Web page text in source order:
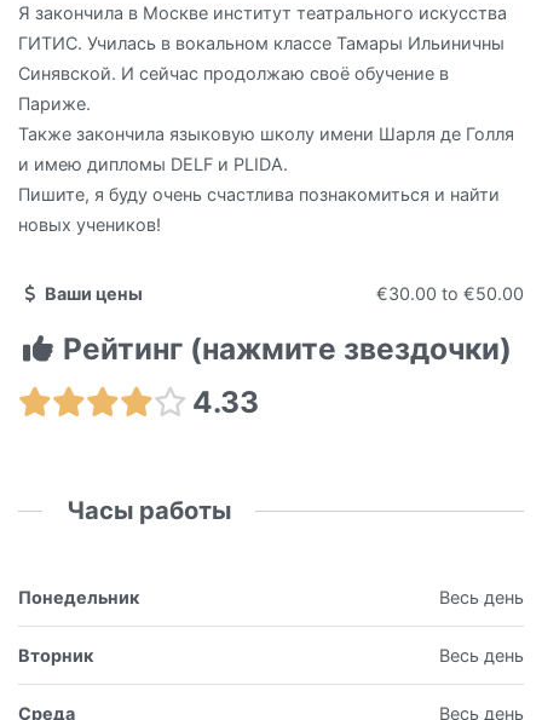
Я закончила в Москве институт театрального искусства
ГИТИС. Училась в вокальном классе Тамары Ильиничны
Синявской. И сейчас продолжаю своё обучение в
Париже.
Также закончила языковую школу имени Шарля де Голля
и имею дипломы DELF и PLIDA.
Пишите, я буду очень счастлива познакомиться и найти
новых учеников!
Ваши цены €30.00 to €50.00
Рейтинг (нажмите звездочки)
4.33
Часы работы
Понедельник Весь день
Вторник Весь день
Среда Весь день